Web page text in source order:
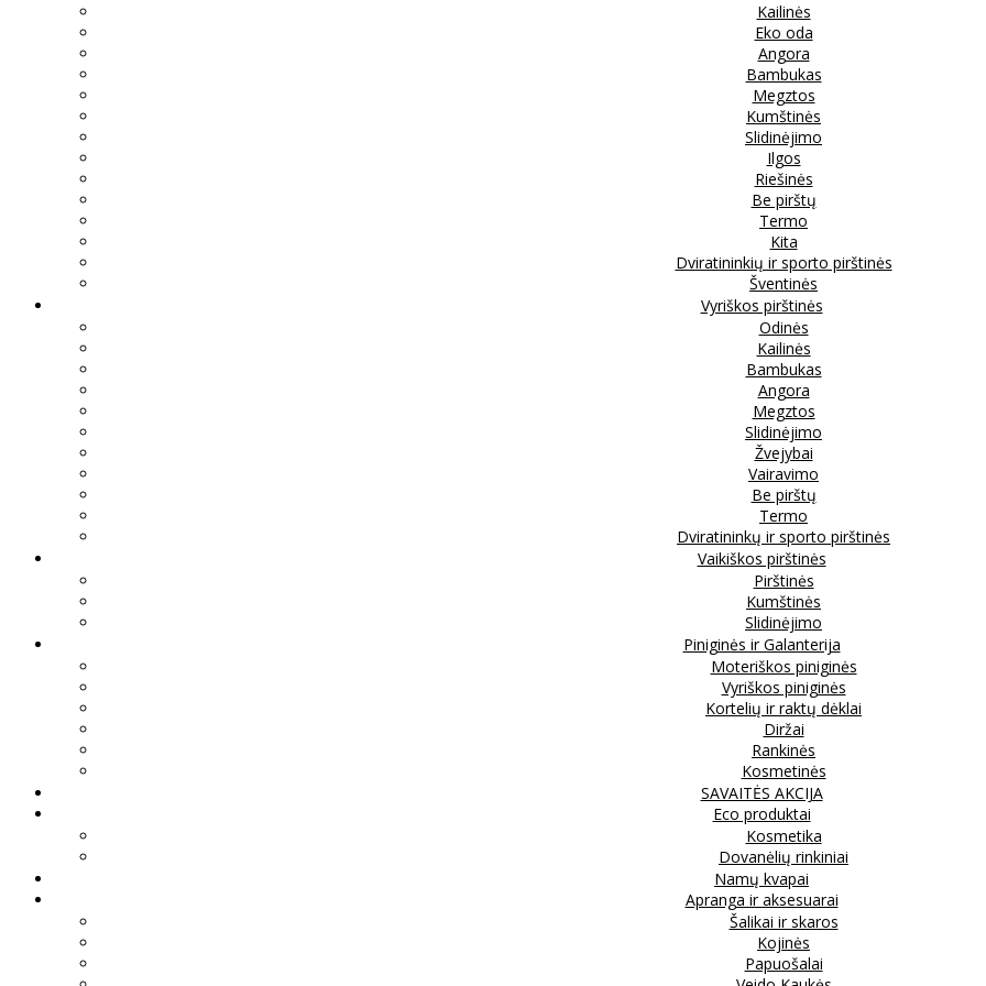
Kailinės
Eko oda
Angora
Bambukas
Megztos
Kumštinės
Slidinėjimo
Ilgos
Riešinės
Be pirštų
Termo
Kita
Dviratininkių ir sporto pirštinės
Šventinės
Vyriškos pirštinės
Odinės
Kailinės
Bambukas
Angora
Megztos
Slidinėjimo
Žvejybai
Vairavimo
Be pirštų
Termo
Dviratininkų ir sporto pirštinės
Vaikiškos pirštinės
Pirštinės
Kumštinės
Slidinėjimo
Piniginės ir Galanterija
Moteriškos piniginės
Vyriškos piniginės
Kortelių ir raktų dėklai
Diržai
Rankinės
Kosmetinės
SAVAITĖS AKCIJA
Eco produktai
Kosmetika
Dovanėlių rinkiniai
Namų kvapai
Apranga ir aksesuarai
Šalikai ir skaros
Kojinės
Papuošalai